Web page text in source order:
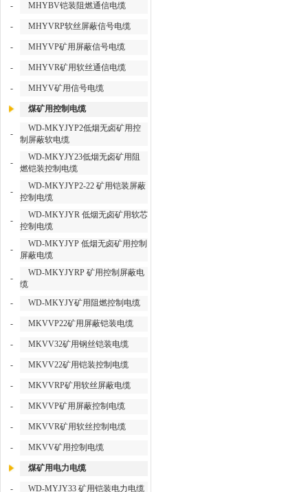
- MHYBV铠装阻燃通信电缆
- MHYVRP软丝屏蔽信号电缆
- MHYVP矿用屏蔽信号电缆
- MHYVR矿用软丝通信电缆
- MHYV矿用信号电缆
煤矿用控制电缆
-
WD-MKYJYP2低烟无卤矿用控
制屏蔽软电缆
-
WD-MKYJY23低烟无卤矿用阻
燃铠装控制电缆
-
WD-MKYJYP2-22 矿用铠装屏蔽
控制电缆
-
WD-MKYJYR 低烟无卤矿用软芯
控制电缆
-
WD-MKYJYP 低烟无卤矿用控制
屏蔽电缆
-
WD-MKYJYRP 矿用控制屏蔽电
缆
-
WD-MKYJY矿用阻燃控制电缆
- MKVVP22矿用屏蔽铠装电缆
- MKVV32矿用钢丝铠装电缆
- MKVV22矿用铠装控制电缆
- MKVVRP矿用软丝屏蔽电缆
- MKVVP矿用屏蔽控制电缆
- MKVVR矿用软丝控制电缆
- MKVV矿用控制电缆
煤矿用电力电缆
- WD-MYJY33 矿用铠装电力电缆